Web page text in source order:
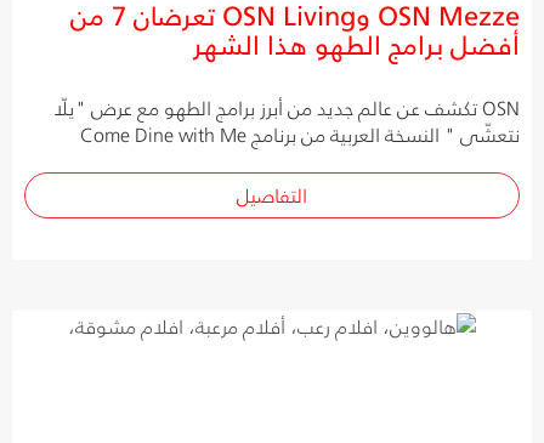
OSN Mezze وOSN Living تعرضان 7 من
أفضل برامج الطهو هذا الشهر
OSN تكشف عن عالم جديد من أبرز برامج الطهو مع عرض "يلّا
نتعشّى " النسخة العربية من برنامج Come Dine with Me
التفاصيل